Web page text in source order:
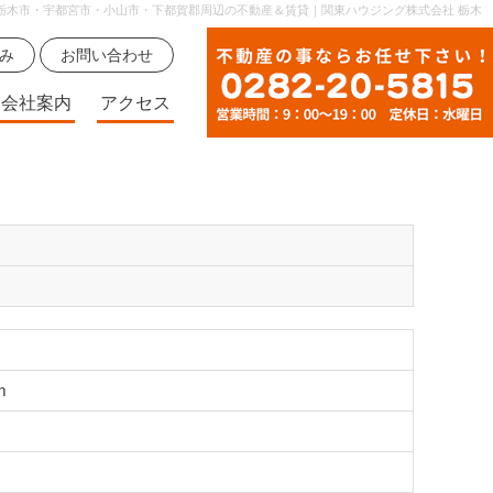
木市・宇都宮市・小山市・下都賀郡周辺の不動産＆賃貸｜関東ハウジング株式会社 栃木
無料査定申込み お問い合わせ
会社案内 アクセス